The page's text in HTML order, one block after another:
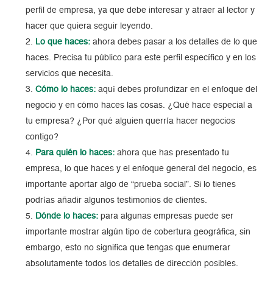
perfil de empresa, ya que debe interesar y atraer al lector y
hacer que quiera seguir leyendo.
Lo que haces:ahora debes pasar a los detalles de lo que
haces. Precisa tu público para este perfil específico y en los
servicios que necesita.
Cómo lo haces:aquí debes profundizar en el enfoque del
negocio y en cómo haces las cosas. ¿Qué hace especial a
tu empresa? ¿Por qué alguien querría hacer negocios
contigo?
Para quién lo haces:ahora que has presentado tu
empresa, lo que haces y el enfoque general del negocio, es
importante aportar algo de “prueba social”. Si lo tienes
podrías añadir algunos testimonios de clientes.
Dónde lo haces:para algunas empresas puede ser
importante mostrar algún tipo de cobertura geográfica, sin
embargo, esto no significa que tengas que enumerar
absolutamente todos los detalles de dirección posibles.